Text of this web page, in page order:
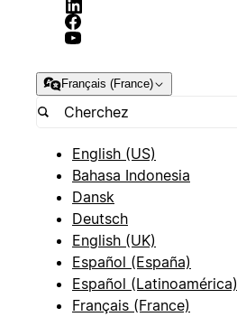
Français (France)
English (US)
Bahasa Indonesia
Dansk
Deutsch
English (UK)
Español (España)
Español (Latinoamérica)
Français (France)